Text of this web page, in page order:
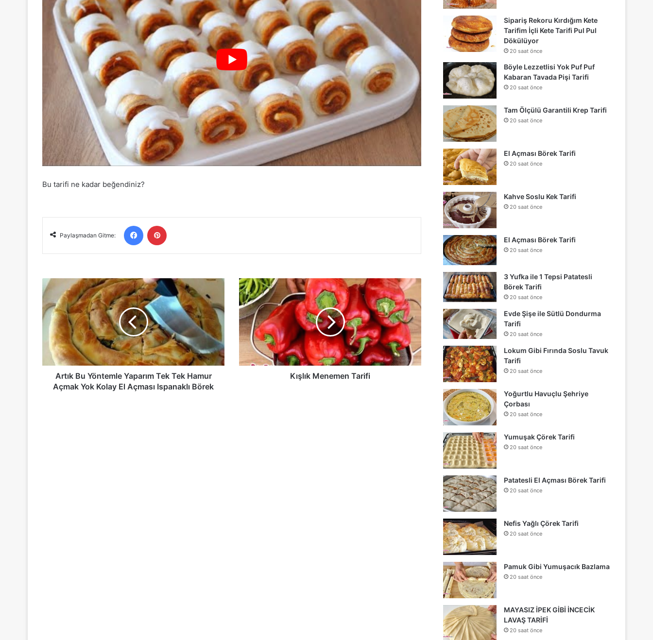
Bu tarifi ne kadar beğendiniz?
Paylaşmadan Gitme:
Facebook
Artık
Bu
Yöntemle
Yaparım
Tek
Tek
Hamur
Açmak
Yok
KolayArtık Bu Yöntemle Yaparım Tek Tek Hamur
Açmak Yok Kolay El Açması Ispanaklı Börek
Kışlık
Menemen
Tarifi
Kışlık Menemen Tarifi
Sipariş Rekoru Kırdığım Kete
Tarifim İçli Kete Tarifi Pul Pul
Dökülüyor
20 saat önce
Böyle Lezzetlisi Yok Puf Puf
Kabaran Tavada Pişi Tarifi
20 saat önce
Tam Ölçülü Garantili Krep Tarifi
20 saat önce
El Açması Börek Tarifi
20 saat önce
Kahve Soslu Kek Tarifi
20 saat önce
El Açması Börek Tarifi
20 saat önce
3 Yufka ile 1 Tepsi Patatesli
Börek Tarifi
20 saat önce
Evde Şişe ile Sütlü Dondurma
Tarifi
20 saat önce
Lokum Gibi Fırında Soslu Tavuk
Tarifi
20 saat önce
Yoğurtlu Havuçlu Şehriye
Çorbası
20 saat önce
Yumuşak Çörek Tarifi
20 saat önce
Patatesli El Açması Börek Tarifi
20 saat önce
Nefis Yağlı Çörek Tarifi
20 saat önce
Pamuk Gibi Yumuşacık Bazlama
20 saat önce
MAYASIZ İPEK GİBİ İNCECİK
LAVAŞ TARİFİ
20 saat önce